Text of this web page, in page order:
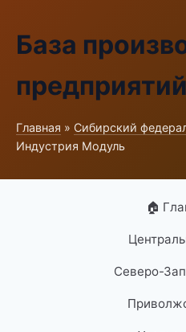
База
предприятий
Главная » Сибирский
Индустрия Модуль
🏠
Северо-